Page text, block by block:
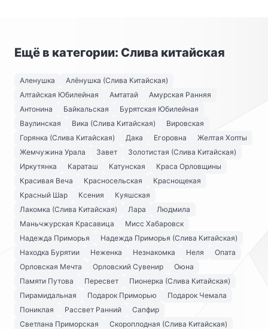
Ещё в категории: Слива китайская
Аленушка
Алёнушка (Слива Китайская)
Алтайская Юбилейная
Амтатай
Амурская Ранняя
Антонина
Байкальская
Бурятская Юбилейная
Ваулинская
Вика (Слива Китайская)
Вировская
Горянка (Слива Китайская)
Дака Егоровна
Желтая Хопты
Жемчужина Урала
Завет
Золотистая (Слива Китайская)
Иркутянка
Караташ Катунская
Краса Орловщины
Красивая Веча
Красносельская
Краснощекая
Красный Шар
Ксения
Куяшская
Лакомка (Слива Китайская)
Лара
Людмила
Маньчжурская Красавица
Мисс Хабаровск
Надежда Приморья
Надежда Приморья (Слива Китайская)
Находка Бурятии
Неженка Незнакомка Неля
Опата
Орловская Мечта
Орловский Сувенир
Оюна
Памяти Путова
Пересвет
Пионерка (Слива Китайская)
Пирамидальная
Подарок Приморью
Подарок Чемала
Пониклая
Рассвет Ранний
Сапфир
Светлана Приморская
Скороплодная (Слива Китайская)